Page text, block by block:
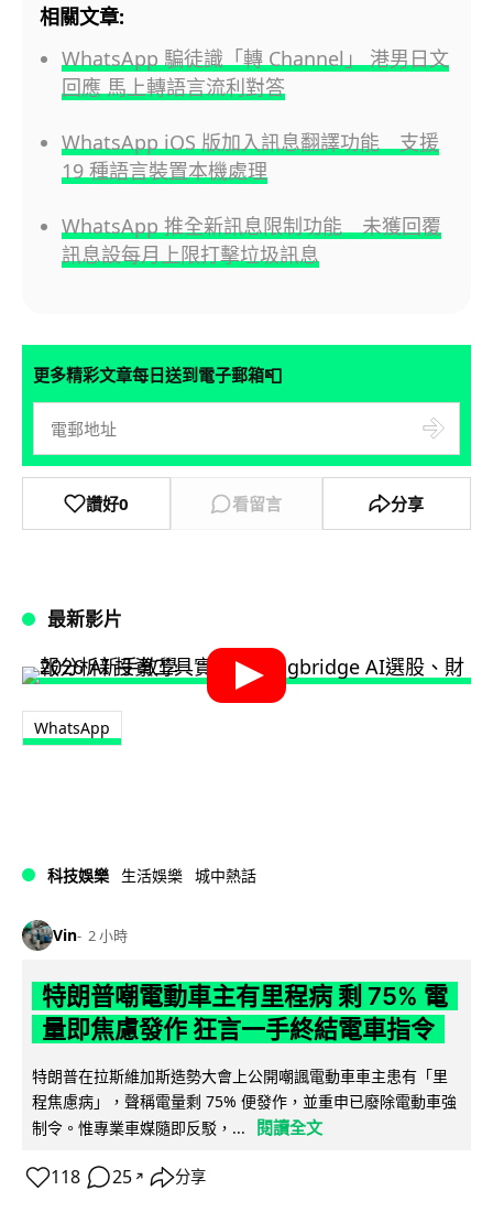
相關文章:
WhatsApp 騙徒識「轉 Channel」 港男日文
回應 馬上轉語言流利對答
WhatsApp iOS 版加入訊息翻譯功能 支援
19 種語言裝置本機處理
WhatsApp 推全新訊息限制功能 未獲回覆
訊息設每月上限打擊垃圾訊息
更多精彩文章每日送到電子郵箱📮
讚好0 看留言 分享
最新影片
WhatsApp
科技娛樂 生活娛樂 城中熱話
Vin 2 小時
特朗普嘲電動車主有里程病 剩 75% 電
量即焦慮發作 狂言一手終結電車指令
特朗普在拉斯維加斯造勢大會上公開嘲諷電動車車主患有「里
程焦慮病」，聲稱電量剩 75% 便發作，並重申已廢除電動車強
制令。惟專業車媒隨即反駁，...
閱讀全文
118 25 ↗ 分享